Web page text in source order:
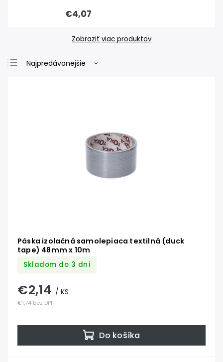
€4,07
Zobraziť viac produktov
Najpredávanejšie
Páska izolačná samolepiaca textilná (duck
tape) 48mm x 10m
Skladom do 3 dní
€1,74 bez DPH
€2,14 / KS
Do košíka